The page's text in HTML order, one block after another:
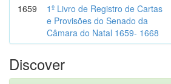
1659
1º Livro de Registro de Cartas
e Provisões do Senado da
Câmara do Natal 1659- 1668
Discover